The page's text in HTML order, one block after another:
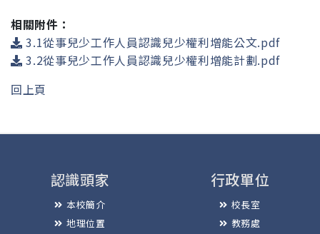
相關附件：
3.1從事兒少工作人員認識兒少權利增能公文.pdf
3.2從事兒少工作人員認識兒少權利增能計劃.pdf
回上頁
認識頭家
本校簡介
地理位置
行政單位
校長室
教務處